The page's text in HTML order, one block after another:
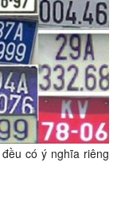
có ý nghĩa riêng